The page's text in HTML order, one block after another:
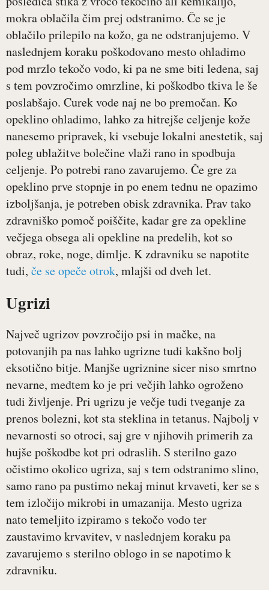
mokra oblačila čim prej odstranimo. Če se je
oblačilo prilepilo na kožo, ga ne odstranjujemo. V
naslednjem koraku poškodovano mesto ohladimo
pod mrzlo tekočo vodo, ki pa ne sme biti ledena, saj
s tem povzročimo omrzline, ki poškodbo tkiva le še
poslabšajo. Curek vode naj ne bo premočan. Ko
opeklino ohladimo, lahko za hitrejše celjenje kože
nanesemo pripravek, ki vsebuje lokalni anestetik, saj
poleg ublažitve bolečine vlaži rano in spodbuja
celjenje. Po potrebi rano zavarujemo. Če gre za
opeklino prve stopnje in po enem tednu ne opazimo
izboljšanja, je potreben obisk zdravnika. Prav tako
zdravniško pomoč poiščite, kadar gre za opekline
večjega obsega ali opekline na predelih, kot so
obraz, roke, noge, dimlje. K zdravniku se napotite
tudi, če se opeče otrok, mlajši od dveh let.
Ugrizi
Največ ugrizov povzročijo psi in mačke, na
potovanjih pa nas lahko ugrizne tudi kakšno bolj
eksotično bitje. Manjše ugriznine sicer niso smrtno
nevarne, medtem ko je pri večjih lahko ogroženo
tudi življenje. Pri ugrizu je večje tudi tveganje za
prenos bolezni, kot sta steklina in tetanus. Najbolj v
nevarnosti so otroci, saj gre v njihovih primerih za
hujše poškodbe kot pri odraslih. S sterilno gazo
očistimo okolico ugriza, saj s tem odstranimo slino,
samo rano pa pustimo nekaj minut krvaveti, ker se s
tem izločijo mikrobi in umazanija. Mesto ugriza
nato temeljito izpiramo s tekočo vodo ter
zaustavimo krvavitev, v naslednjem koraku pa
zavarujemo s sterilno oblogo in se napotimo k
zdravniku.